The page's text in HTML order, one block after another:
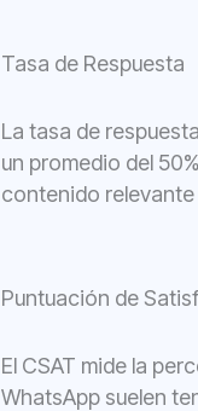
Tasa de Respuesta
La tasa de
un promedio del 50%
contenido
Puntuación de
El CSAT mide la
WhatsApp suelen